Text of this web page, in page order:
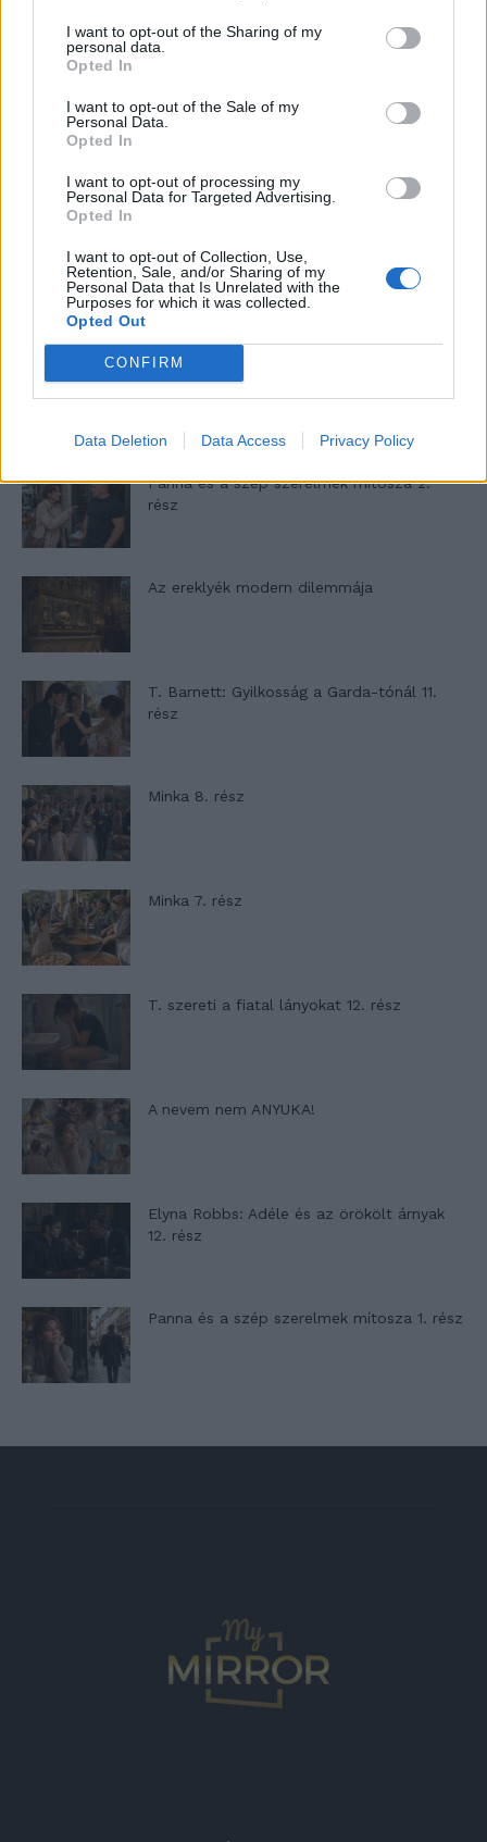
I want to opt-out of the Sharing of my
personal data.
Opted In
I want to opt-out of the Sale of my
Personal Data.
Opted In
I want to opt-out of processing my
Personal Data for Targeted Advertising.
Opted In
I want to opt-out of Collection, Use,
Retention, Sale, and/or Sharing of my
Personal Data that Is Unrelated with the
Purposes for which it was collected.
Opted Out
CONFIRM
Data Deletion Data Access Privacy Policy
a hétköznapokban
Egy ház, amely a tengerre és a fényre
nyílik – Villa...
A családok, akik soha nem hagyták abba
várakozást – Ha egy...
Panna és a szép szerelmek mítosza 2.
rész
Az ereklyék modern dilemmája
T. Barnett: Gyilkosság a Garda-tónál 11.
rész
Minka 8. rész
Minka 7. rész
T. szereti a fiatal lányokat 12. rész
A nevem nem ANYUKA!
Elyna Robbs: Adéle és az örökölt árnyak
12. rész
Panna és a szép szerelmek mítosza 1. rész